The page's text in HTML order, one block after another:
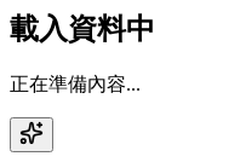
載入資料中
正在準備內容...